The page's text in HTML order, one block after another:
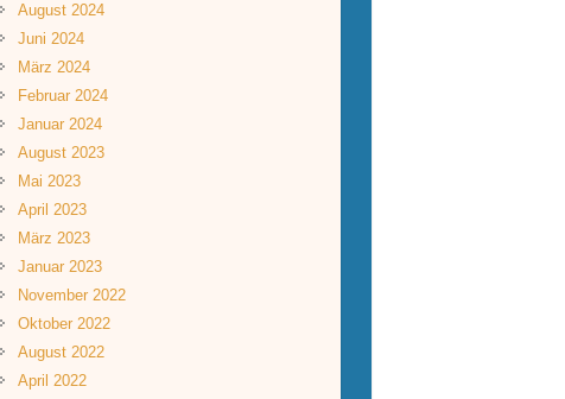
August 2024
Juni 2024
März 2024
Februar 2024
Januar 2024
August 2023
Mai 2023
April 2023
März 2023
Januar 2023
November 2022
Oktober 2022
August 2022
April 2022